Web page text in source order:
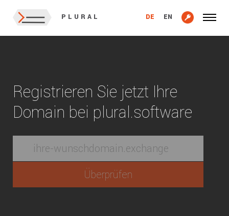
PLURAL DE EN
Registrieren Sie jetzt Ihre
Domain bei plural.software